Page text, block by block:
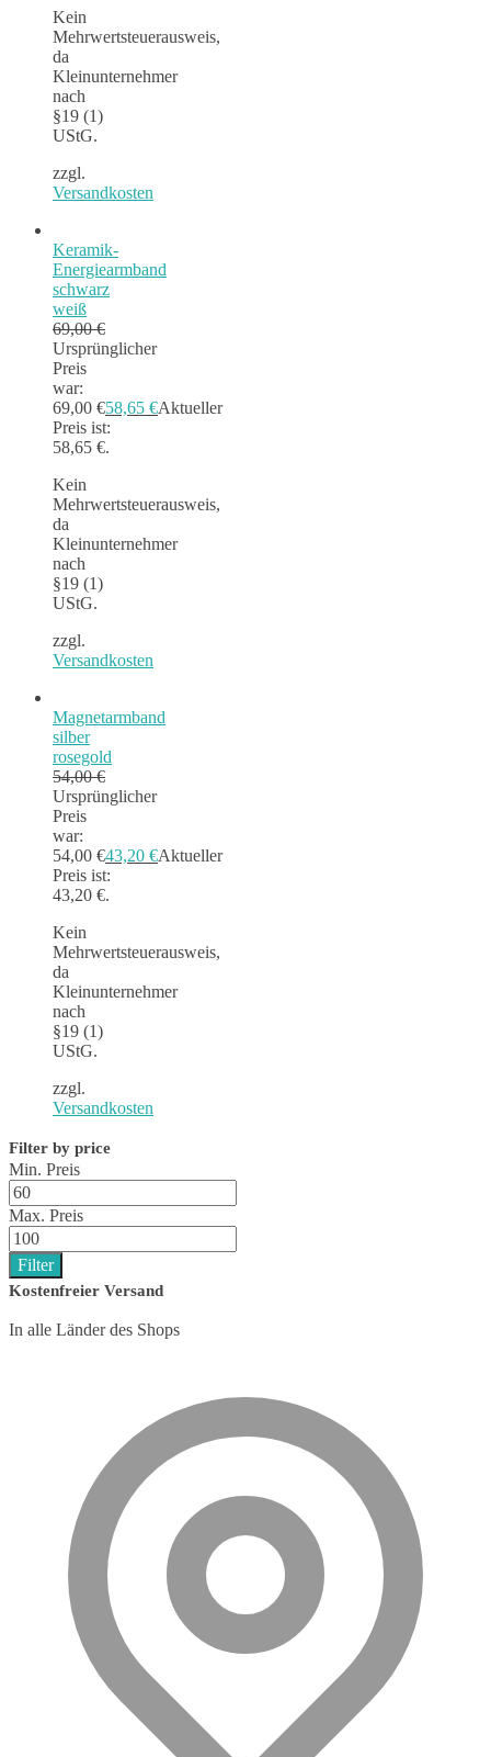
Kein
Mehrwertsteuerausweis,
da
Kleinunternehmer
nach
§19 (1)
UStG.
zzgl.
Versandkosten
Keramik-
Energiearmband
schwarz
weiß
69,00€
Ursprünglicher
Preis
war:
69,00 €58,65 €Aktueller
Preis ist:
58,65 €.
Kein
Mehrwertsteuerausweis,
da
Kleinunternehmer
nach
§19 (1)
UStG.
zzgl.
Versandkosten
Magnetarmband
silber
rosegold
54,00€
Ursprünglicher
Preis
war:
54,00 €43,20 €Aktueller
Preis ist:
43,20 €.
Kein
Mehrwertsteuerausweis,
da
Kleinunternehmer
nach
§19 (1)
UStG.
zzgl.
Versandkosten
Filter by price
Min. Preis
Max. Preis
Filter
Kostenfreier Versand
In alle Länder des Shops